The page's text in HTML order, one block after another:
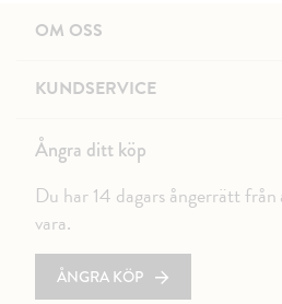
OM OSS
KUNDSERVICE
Ångra ditt köp
Du har 14 dagars ångerrätt
vara.
ÅNGRA KÖP